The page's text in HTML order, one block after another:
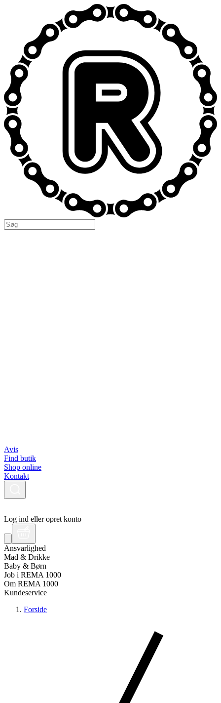
Avis
Find butik
Shop online
Kontakt
Log ind eller opret konto
Ansvarlighed
Mad & Drikke
Baby & Børn
Job i REMA 1000
Om REMA 1000
Kundeservice
Forside